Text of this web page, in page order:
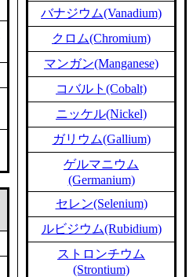
バナジウム(Vanadium)
クロム(Chromium)
マンガン(Manganese)
コバルト(Cobalt)
ニッケル(Nickel)
ガリウム(Gallium)
ゲルマニウム
(Germanium)
セレン(Selenium)
ルビジウム(Rubidium)
ストロンチウム
(Strontium)